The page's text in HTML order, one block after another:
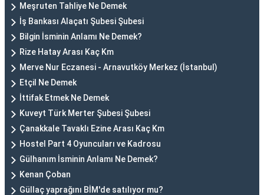
Meşruten Tahliye Ne Demek
İş Bankası Alaçatı Şubesi Şubesi
Bilgin İsminin Anlamı Ne Demek?
Rize Hatay Arası Kaç Km
Merve Nur Eczanesi - Arnavutköy Merkez (İstanbul)
Etçil Ne Demek
İttifak Etmek Ne Demek
Kuveyt Türk Merter Şubesi Şubesi
Çanakkale Tavaklı Ezine Arası Kaç Km
Hostel Part 4 Oyuncuları ve Kadrosu
Gülhanım İsminin Anlamı Ne Demek?
Kenan Çoban
Güllaç yaprağını BİM'de satılıyor mu?